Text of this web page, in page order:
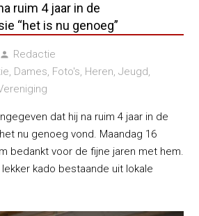
ruim 4 jaar in de
“het is nu genoeg”
person Redactie
, Dames, Foto's, Heren, Jeugd,
dat hij na ruim 4 jaar in de
nu genoeg vond. Maandag 16
bedankt voor de fijne jaren met hem.
kado bestaande uit lokale